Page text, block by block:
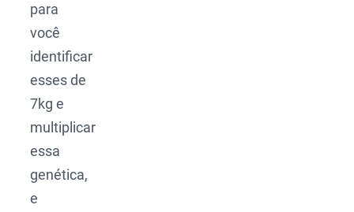
para
você
identificar
esses de
7kg e
multiplicar
essa
genética,
e